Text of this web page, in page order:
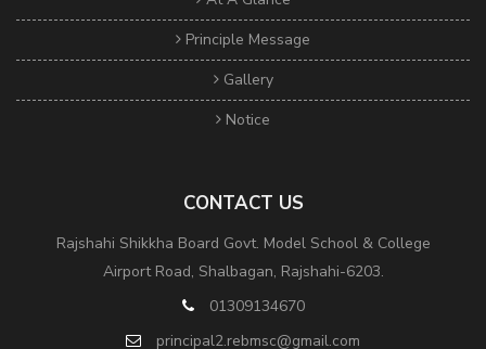
Principle Message
Gallery
Notice
CONTACT US
Rajshahi Shikkha Board Govt. Model School & College
Airport Road, Shalbagan, Rajshahi-6203.
01309134670
principal2.rebmsc@gmail.com